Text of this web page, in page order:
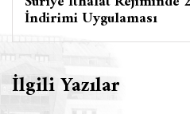
İndirimi Uygulaması
İlgili Yazılar